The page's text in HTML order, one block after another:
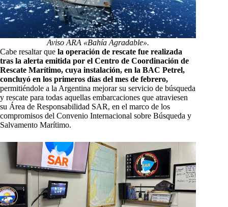
Aviso ARA «Bahía Agradable».
Cabe resaltar que la operación de rescate fue realizada
tras la alerta emitida por el Centro de Coordinación de
Rescate Marítimo, cuya instalación, en la BAC Petrel,
concluyó en los primeros días del mes de febrero,
permitiéndole a la Argentina mejorar su servicio de búsqueda
y rescate para todas aquellas embarcaciones que atraviesen
su Área de Responsabilidad SAR, en el marco de los
compromisos del Convenio Internacional sobre Búsqueda y
Salvamento Marítimo.